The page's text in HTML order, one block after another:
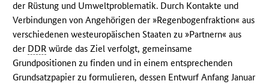
der Rüstung und Umweltproblematik. Durch Kontakte und
Verbindungen von Angehörigen der »Regenbogenfraktion« aus
verschiedenen westeuropäischen Staaten zu »Partnern« aus
der DDR würde das Ziel verfolgt, gemeinsame
Grundpositionen zu finden und in einem entsprechenden
Grundsatzpapier zu formulieren, dessen Entwurf Anfang Januar